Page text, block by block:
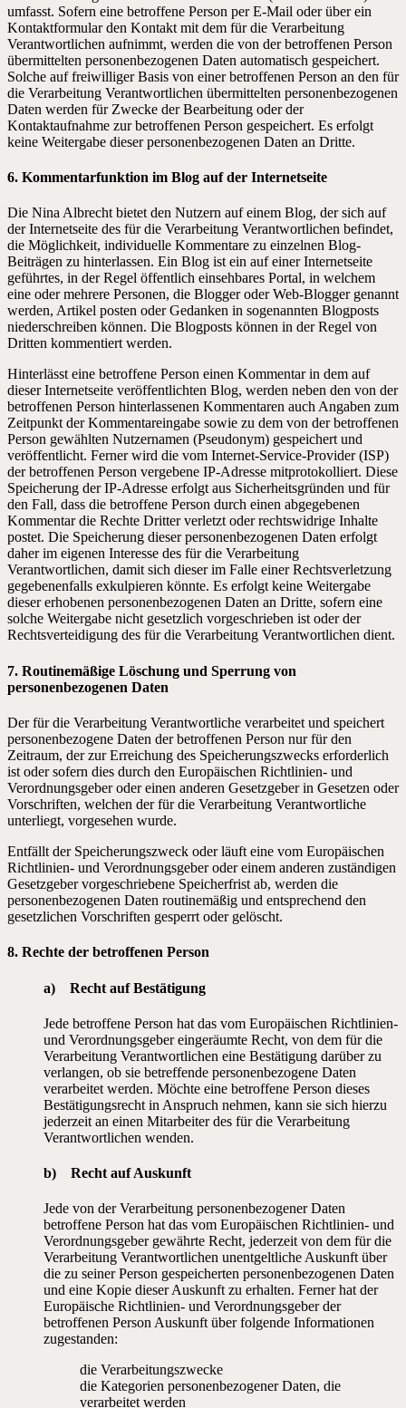
umfasst. Sofern eine betroffene Person per E-Mail oder über ein
Kontaktformular den Kontakt mit dem für die Verarbeitung
Verantwortlichen aufnimmt, werden die von der betroffenen Person
übermittelten personenbezogenen Daten automatisch gespeichert.
Solche auf freiwilliger Basis von einer betroffenen Person an den für
die Verarbeitung Verantwortlichen übermittelten personenbezogenen
Daten werden für Zwecke der Bearbeitung oder der
Kontaktaufnahme zur betroffenen Person gespeichert. Es erfolgt
keine Weitergabe dieser personenbezogenen Daten an Dritte.
6. Kommentarfunktion im Blog auf der Internetseite
Die Nina Albrecht bietet den Nutzern auf einem Blog, der sich auf
der Internetseite des für die Verarbeitung Verantwortlichen befindet,
die Möglichkeit, individuelle Kommentare zu einzelnen Blog-
Beiträgen zu hinterlassen. Ein Blog ist ein auf einer Internetseite
geführtes, in der Regel öffentlich einsehbares Portal, in welchem
eine oder mehrere Personen, die Blogger oder Web-Blogger genannt
werden, Artikel posten oder Gedanken in sogenannten Blogposts
niederschreiben können. Die Blogposts können in der Regel von
Dritten kommentiert werden.
Hinterlässt eine betroffene Person einen Kommentar in dem auf
dieser Internetseite veröffentlichten Blog, werden neben den von der
betroffenen Person hinterlassenen Kommentaren auch Angaben zum
Zeitpunkt der Kommentareingabe sowie zu dem von der betroffenen
Person gewählten Nutzernamen (Pseudonym) gespeichert und
veröffentlicht. Ferner wird die vom Internet-Service-Provider (ISP)
der betroffenen Person vergebene IP-Adresse mitprotokolliert. Diese
Speicherung der IP-Adresse erfolgt aus Sicherheitsgründen und für
den Fall, dass die betroffene Person durch einen abgegebenen
Kommentar die Rechte Dritter verletzt oder rechtswidrige Inhalte
postet. Die Speicherung dieser personenbezogenen Daten erfolgt
daher im eigenen Interesse des für die Verarbeitung
Verantwortlichen, damit sich dieser im Falle einer Rechtsverletzung
gegebenenfalls exkulpieren könnte. Es erfolgt keine Weitergabe
dieser erhobenen personenbezogenen Daten an Dritte, sofern eine
solche Weitergabe nicht gesetzlich vorgeschrieben ist oder der
Rechtsverteidigung des für die Verarbeitung Verantwortlichen dient.
7. Routinemäßige Löschung und Sperrung von
personenbezogenen Daten
Der für die Verarbeitung Verantwortliche verarbeitet und speichert
personenbezogene Daten der betroffenen Person nur für den
Zeitraum, der zur Erreichung des Speicherungszwecks erforderlich
ist oder sofern dies durch den Europäischen Richtlinien- und
Verordnungsgeber oder einen anderen Gesetzgeber in Gesetzen oder
Vorschriften, welchen der für die Verarbeitung Verantwortliche
unterliegt, vorgesehen wurde.
Entfällt der Speicherungszweck oder läuft eine vom Europäischen
Richtlinien- und Verordnungsgeber oder einem anderen zuständigen
Gesetzgeber vorgeschriebene Speicherfrist ab, werden die
personenbezogenen Daten routinemäßig und entsprechend den
gesetzlichen Vorschriften gesperrt oder gelöscht.
8. Rechte der betroffenen Person
a) Recht auf Bestätigung
Jede betroffene Person hat das vom Europäischen Richtlinien-
und Verordnungsgeber eingeräumte Recht, von dem für die
Verarbeitung Verantwortlichen eine Bestätigung darüber zu
verlangen, ob sie betreffende personenbezogene Daten
verarbeitet werden. Möchte eine betroffene Person dieses
Bestätigungsrecht in Anspruch nehmen, kann sie sich hierzu
jederzeit an einen Mitarbeiter des für die Verarbeitung
Verantwortlichen wenden.
b) Recht auf Auskunft
Jede von der Verarbeitung personenbezogener Daten
betroffene Person hat das vom Europäischen Richtlinien- und
Verordnungsgeber gewährte Recht, jederzeit von dem für die
Verarbeitung Verantwortlichen unentgeltliche Auskunft über
die zu seiner Person gespeicherten personenbezogenen Daten
und eine Kopie dieser Auskunft zu erhalten. Ferner hat der
Europäische Richtlinien- und Verordnungsgeber der
betroffenen Person Auskunft über folgende Informationen
zugestanden:
die Verarbeitungszwecke
die Kategorien personenbezogener Daten, die
verarbeitet werden